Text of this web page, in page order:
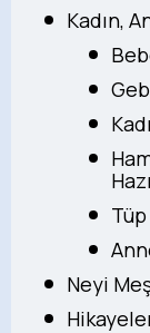
Kadın,
Neyi